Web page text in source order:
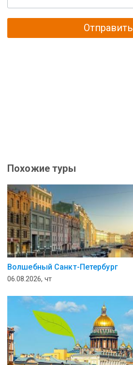
Отправить
Похожие туры
Волшебный Санкт-Петербург
06.08.2026, чт